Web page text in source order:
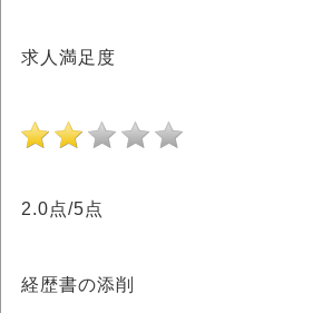
求人満足度
2.0点/5点
経歴書の添削